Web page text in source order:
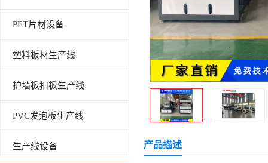
PET片材设备
塑料板材生产线
护墙板扣板生产线
PVC发泡板生产线
生产线设备 产品描述